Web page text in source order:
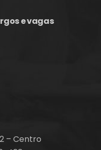
e vagas
– Centro